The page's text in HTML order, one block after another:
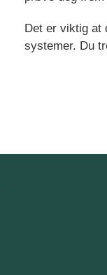
Det er viktig at
systemer. Du